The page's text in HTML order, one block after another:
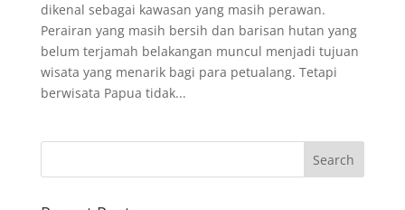
dikenal sebagai kawasan yang masih perawan.
Perairan yang masih bersih dan barisan hutan yang
belum terjamah belakangan muncul menjadi tujuan
wisata yang menarik bagi para petualang. Tetapi
berwisata Papua tidak...